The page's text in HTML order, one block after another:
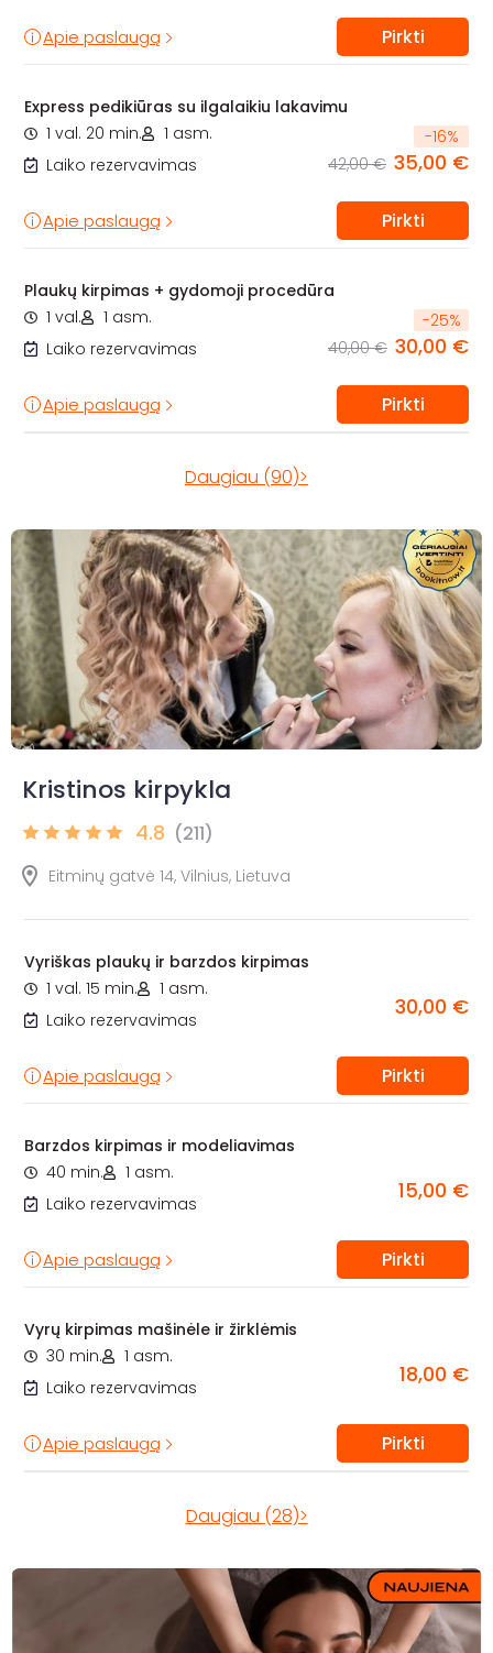
Apie paslaugą Pirkti
Express pedikiūras su ilgalaikiu lakavimu
1 val. 20 min.
1 asm.
Laiko rezervavimas
-16%
42,00 € 35,00 €
Apie paslaugą Pirkti
Plaukų kirpimas + gydomoji procedūra
1 val.
1 asm.
Laiko rezervavimas
-25%
40,00 € 30,00 €
Apie paslaugą Pirkti
Daugiau (90)>
Kristinos kirpykla
4.8 (211)
Eitminų gatvė 14, Vilnius, Lietuva
Vyriškas plaukų ir barzdos kirpimas
1 val. 15 min.
1 asm.
Laiko rezervavimas
30,00 €
Apie paslaugą Pirkti
Barzdos kirpimas ir modeliavimas
40 min.
1 asm.
Laiko rezervavimas
15,00 €
Apie paslaugą Pirkti
Vyrų kirpimas mašinėle ir žirklėmis
30 min.
1 asm.
Laiko rezervavimas
18,00 €
Apie paslaugą Pirkti
Daugiau (28)>